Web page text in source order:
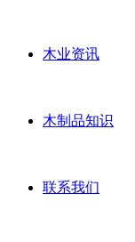
木业资讯
木制品知识
联系我们